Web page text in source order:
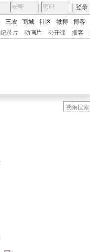
登录
三农 商城 社区 微博 博客
纪录片 动画片 公开课 播客